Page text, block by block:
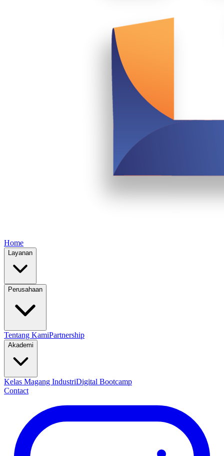
Home
Layanan
Perusahaan
Tentang KamiPartnership
Akademi
Kelas Magang IndustriDigital Bootcamp
Contact